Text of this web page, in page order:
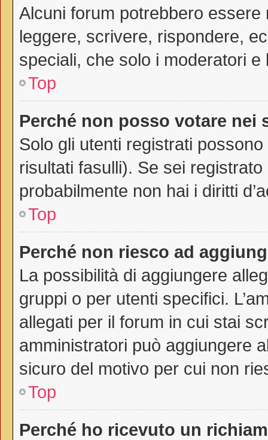
Alcuni forum potrebbero
leggere, scrivere, rispondere,
speciali, che solo i moderatori
Top
Perché non posso votare nei
Solo gli utenti registrati
risultati fasulli). Se sei
probabilmente non hai i diritti
Top
Perché non riesco ad
La possibilità di aggiungere
gruppi o per utenti specifici.
allegati per il forum in cui stai
amministratori può aggiungere
sicuro del motivo per cui non
Top
Perché ho ricevuto un